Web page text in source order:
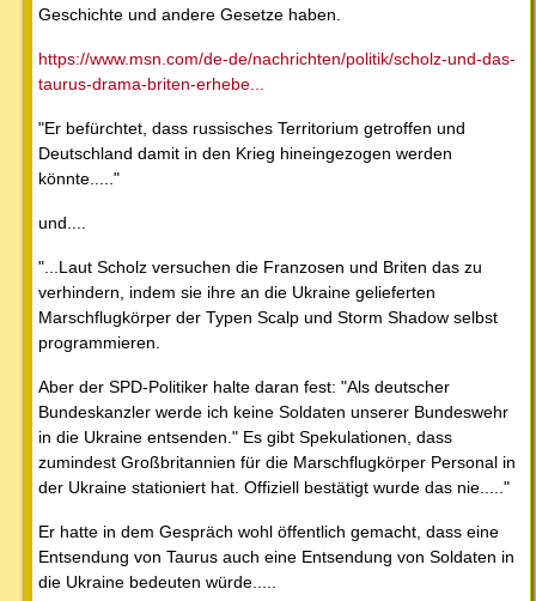
Geschichte und andere Gesetze haben.
https://www.msn.com/de-de/nachrichten/politik/scholz-und-das-
taurus-drama-briten-erhebe...
"Er befürchtet, dass russisches Territorium getroffen und
Deutschland damit in den Krieg hineingezogen werden
könnte....."
und....
"...Laut Scholz versuchen die Franzosen und Briten das zu
verhindern, indem sie ihre an die Ukraine gelieferten
Marschflugkörper der Typen Scalp und Storm Shadow selbst
programmieren.
Aber der SPD-Politiker halte daran fest: "Als deutscher
Bundeskanzler werde ich keine Soldaten unserer Bundeswehr
in die Ukraine entsenden." Es gibt Spekulationen, dass
zumindest Großbritannien für die Marschflugkörper Personal in
der Ukraine stationiert hat. Offiziell bestätigt wurde das nie....."
Er hatte in dem Gespräch wohl öffentlich gemacht, dass eine
Entsendung von Taurus auch eine Entsendung von Soldaten in
die Ukraine bedeuten würde.....